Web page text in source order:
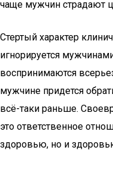
чаще мужчин страдают
Стертый характер
игнорируется
воспринимаются
мужчине придется
всё-таки раньше.
это ответственное
здоровью, но и